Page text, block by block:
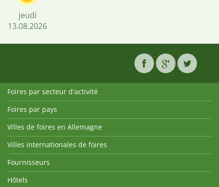
jeudi
13.08.2026
Foires par secteur d'activité
Foires par pays
Villes de foires en Allemagne
Villes internationales de foires
Fournisseurs
Hôtels